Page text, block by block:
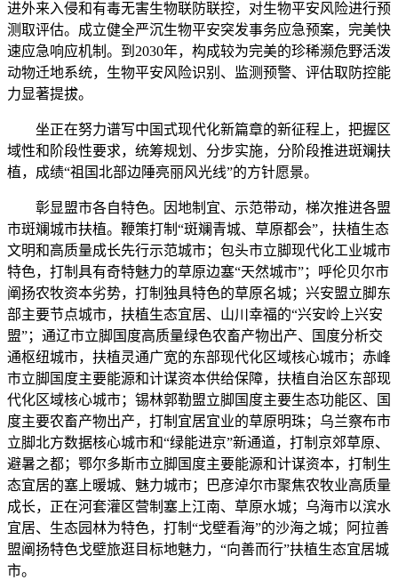
进外来入侵和有毒无害生物联防联控，对生物平安风险进行预
测取评估。成立健全严沉生物平安突发事务应急预案，完美快
速应急响应机制。到2030年，构成较为完美的珍稀濒危野活泼
动物迁地系统，生物平安风险识别、监测预警、评估取防控能
力显著提拔。
坐正在努力谱写中国式现代化新篇章的新征程上，把握区
域性和阶段性要求，统筹规划、分步实施，分阶段推进斑斓扶
植，成绩“祖国北部边陲亮丽风光线”的方针愿景。
彰显盟市各自特色。因地制宜、示范带动，梯次推进各盟
市斑斓城市扶植。鞭策打制“斑斓青城、草原都会”，扶植生态
文明和高质量成长先行示范城市；包头市立脚现代化工业城市
特色，打制具有奇特魅力的草原边塞“天然城市”；呼伦贝尔市
阐扬农牧资本劣势，打制独具特色的草原名城；兴安盟立脚东
部主要节点城市，扶植生态宜居、山川幸福的“兴安岭上兴安
盟”；通辽市立脚国度高质量绿色农畜产物出产、国度分析交
通枢纽城市，扶植灵通广宽的东部现代化区域核心城市；赤峰
市立脚国度主要能源和计谋资本供给保障，扶植自治区东部现
代化区域核心城市；锡林郭勒盟立脚国度主要生态功能区、国
度主要农畜产物出产，打制宜居宜业的草原明珠；乌兰察布市
立脚北方数据核心城市和“绿能进京”新通道，打制京郊草原、
避暑之都；鄂尔多斯市立脚国度主要能源和计谋资本，打制生
态宜居的塞上暖城、魅力城市；巴彦淖尔市聚焦农牧业高质量
成长，正在河套灌区营制塞上江南、草原水城；乌海市以滨水
宜居、生态园林为特色，打制“戈壁看海”的沙海之城；阿拉善
盟阐扬特色戈壁旅逛目标地魅力，“向善而行”扶植生态宜居城
市。